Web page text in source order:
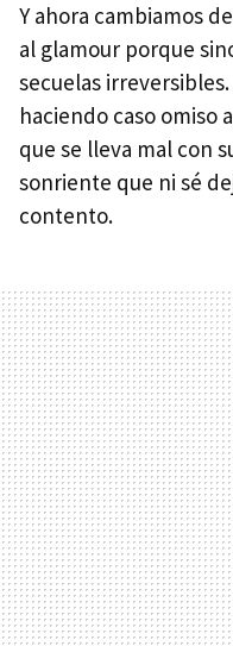
Y ahora cambiamos
al glamour porque
secuelas
haciendo caso omiso
que se lleva mal con
sonriente que ni sé
contento.